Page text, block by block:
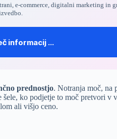
,e-commerce ,digitalni marketing in
informacij …
prednostjo. Notranja moč, na
ko podjetje to moč pretvori v
ali višjo ceno.